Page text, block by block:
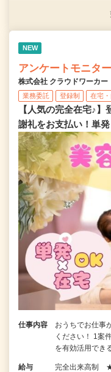
NEW
アンケートモニタ
株式会社 クラウドワーカー
業務委託 登録制 在宅
【人気の完全在宅♪
謝礼をお支払い！単
仕事内容
おうちでお仕事
ください！ 1案
を有効活用でき
給与
完全出来高制 ★